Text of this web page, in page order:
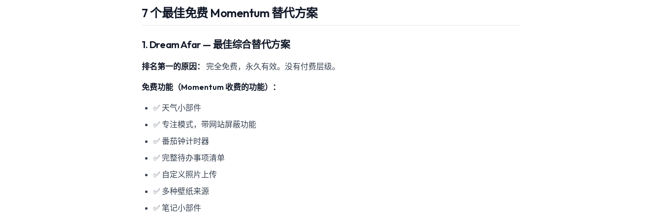
7 个最佳免费 Momentum 替代方案
1. Dream Afar — 最佳综合替代方案
排名第一的原因： 完全免费，永久有效。没有付费层级。
免费功能（Momentum 收费的功能）：
✅ 天气小部件
✅ 专注模式，带网站屏蔽功能
✅ 番茄钟计时器
✅ 完整待办事项清单
✅ 自定义照片上传
✅ 多种壁纸来源
✅ 笔记小部件